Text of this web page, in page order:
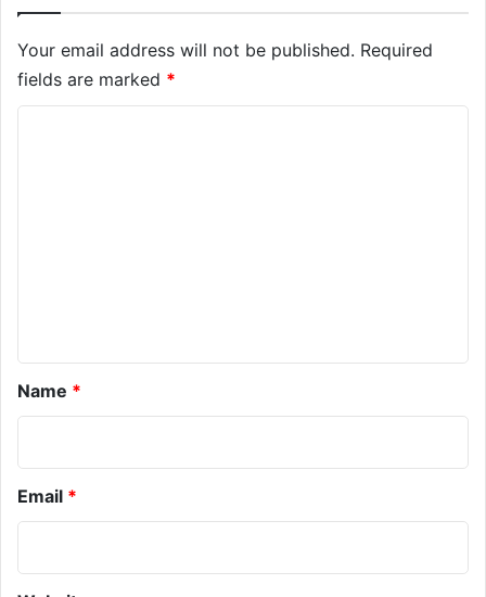
Your email address will not be published. Required
fields are marked *
Name *
Email *